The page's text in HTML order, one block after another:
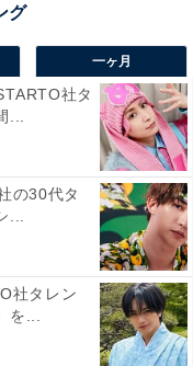
アクセスも良好。
鎌倉にしかないカ
す。
いから」（30代男性
くり暮らしたいか
、いろんなところを
とても楽しめそう
、「落ち着いたカフ
だから」（30代女
れました。
一ヶ月
社タ
...
の30代タ
...
社タレン
を...